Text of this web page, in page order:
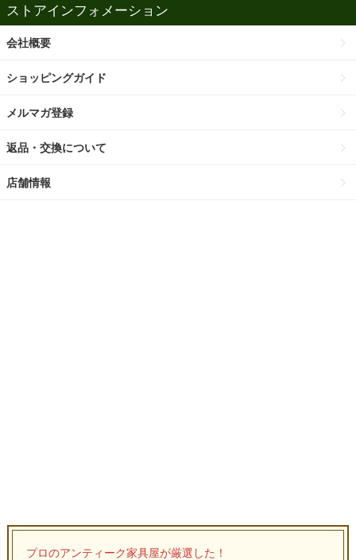
ストアインフォメーション
会社概要
ショッピングガイド
メルマガ登録
返品・交換について
店舗情報
プロのアンティーク家具屋が厳選した！